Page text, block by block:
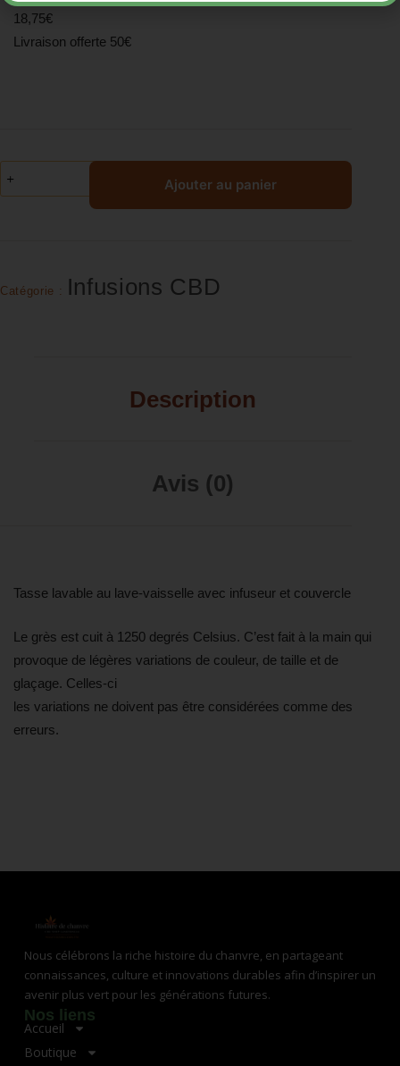
18,75€
Livraison offerte 50€
Ajouter au panier
Catégorie : Infusions CBD
Description
Avis (0)
Tasse lavable au lave-vaisselle avec infuseur et couvercle
Le grès est cuit à 1250 degrés Celsius. C’est fait à la main qui
provoque de légères variations de couleur, de taille et de
glaçage. Celles-ci
les variations ne doivent pas être considérées comme des
erreurs.
Nous célébrons la riche histoire du chanvre, en partageant
connaissances, culture et innovations durables afin d’inspirer un
avenir plus vert pour les générations futures.
Nos liens
Accueil
Boutique